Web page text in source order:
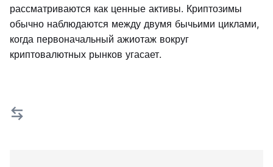
рассматриваются как ценные активы. Криптозимы
обычно наблюдаются между двумя бычьими циклами,
когда первоначальный ажиотаж вокруг
криптовалютных рынков угасает.